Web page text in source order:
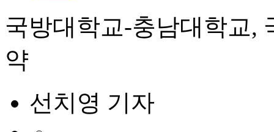
국방대학교-충남대학교,
약
선치영 기자